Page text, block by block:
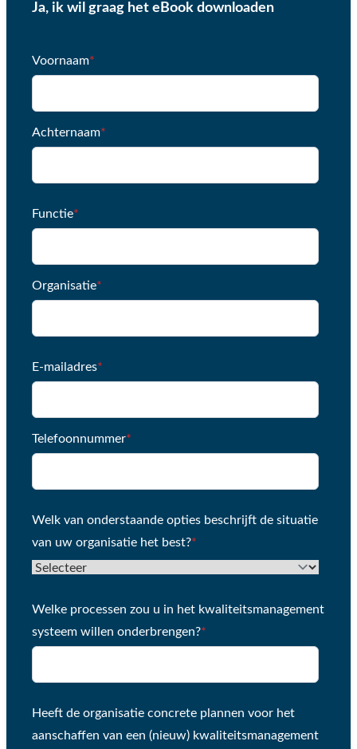
Ja, ik wil graag het eBook downloaden
Voornaam*
Achternaam*
Functie*
Organisatie*
E-mailadres*
Telefoonnummer*
Welk van onderstaande opties beschrijft de situatie
van uw organisatie het best?*
Welke processen zou u in het kwaliteitsmanagement
systeem willen onderbrengen?*
Heeft de organisatie concrete plannen voor het
aanschaffen van een (nieuw) kwaliteitsmanagement